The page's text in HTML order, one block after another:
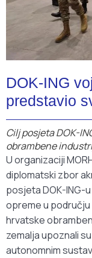
DOK-ING
predstavio
Cilj posjeta DOK-
obrambene
U organizaciji
diplomatski zbor
posjeta DOK-ING-
opreme u
hrvatske
zemalja upoznali
autonomnim